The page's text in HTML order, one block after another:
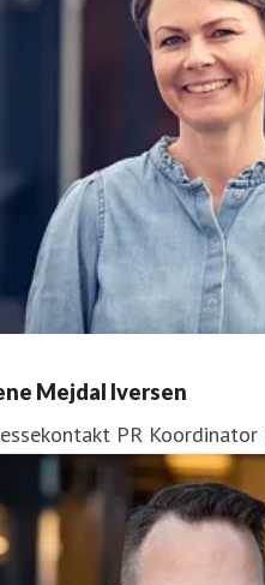
Mejdal Iversen
PR Koordinator